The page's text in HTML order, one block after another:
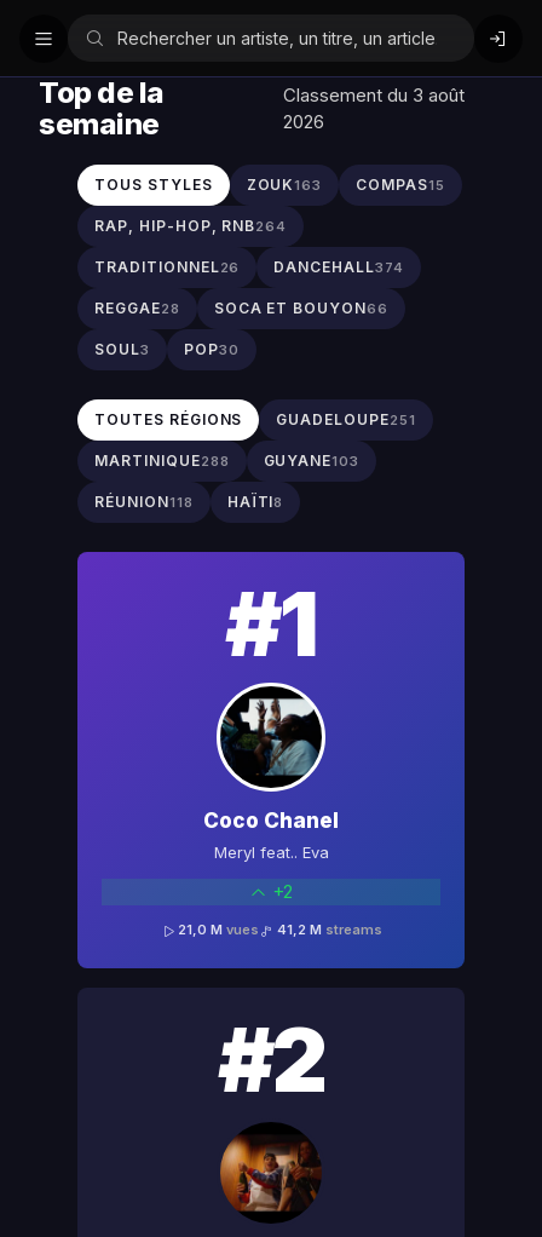
Top de la
semaine
Classement du 3 août
2026
TOUS STYLES ZOUK163 COMPAS15
RAP, HIP-HOP, RNB264
TRADITIONNEL26 DANCEHALL374
REGGAE28 SOCA ET BOUYON66
SOUL3 POP30
TOUTES RÉGIONS GUADELOUPE251
MARTINIQUE288 GUYANE103
RÉUNION118 HAÏTI8
#2
#1
Coco Chanel
Meryl feat.. Eva
+2
21,0 M vues 41,2 M streams